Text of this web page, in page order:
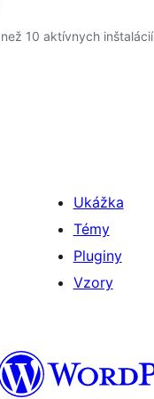
10 aktívnych inštalácií
Ukážka
Témy
Pluginy
Vzory